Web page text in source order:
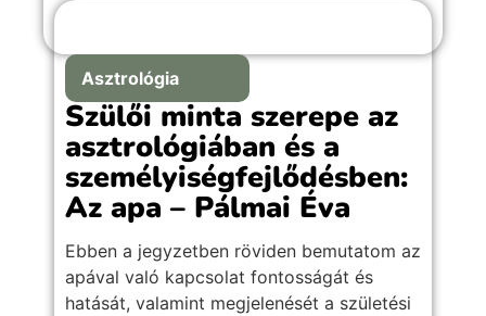
Asztrológia
Szülői minta szerepe az
asztrológiában és a
személyiségfejlődésben:
Az apa – Pálmai Éva
Ebben a jegyzetben röviden bemutatom az
apával való kapcsolat fontosságát és
hatását, valamint megjelenését a születési